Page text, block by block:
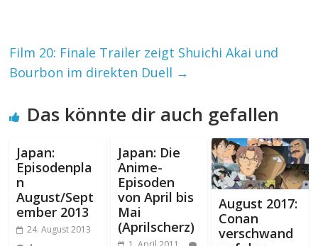
Film 20: Finale Trailer zeigt Shuichi Akai und
Bourbon im direkten Duell →
Das könnte dir auch gefallen
Japan:
Episodenpla
n
August/Sept
ember 2013
24. August 2013
Japan: Die
Anime-
Episoden
von April bis
Mai
(Aprilscherz)
August 2017:
Conan
verschwand